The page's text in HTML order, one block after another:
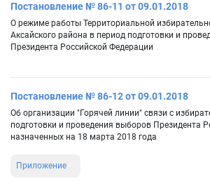
Постановление № 86-11 от 09.01.2018
О режиме работы Территориальной
Аксайского района в период подготовки и
Президента Российской Федерации
Постановление № 86-12 от 09.01.2018
Об организации "Горячей линии" связи с
подготовки и проведения выборов Президента
назначенных на 18 марта 2018 года
Приложение